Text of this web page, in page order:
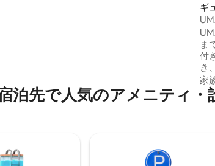
ギ
ま
付
き
ラ
ま
家
泊先で人気のアメニティ・